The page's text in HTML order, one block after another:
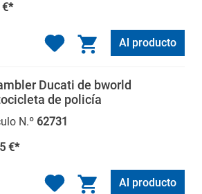
€*
Al producto
Ducati de bworld
de policía
N.º 62731
€*
Al producto